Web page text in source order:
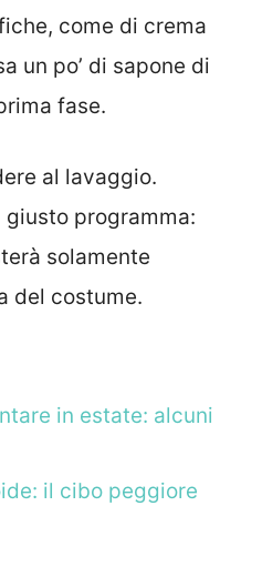
come di crema
un po’ di sapone di
fase.
al lavaggio.
programma:
solamente
del costume.
in estate: alcuni
il cibo peggiore